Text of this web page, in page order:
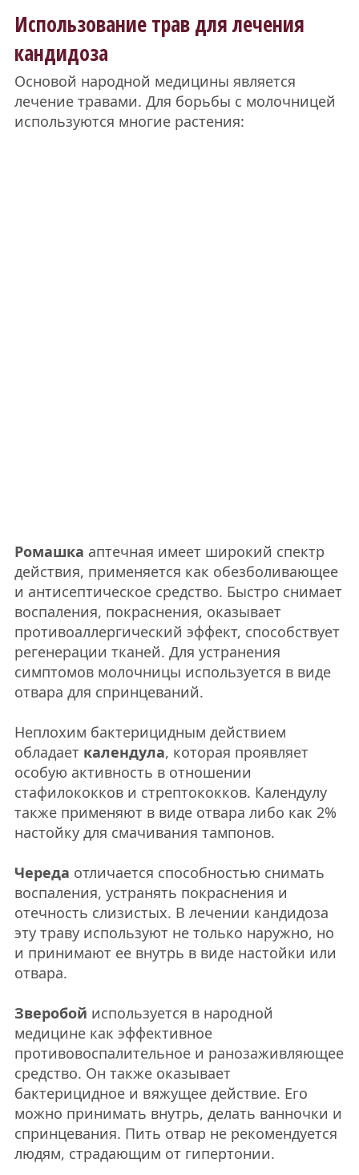
Использование трав для лечения
кандидоза
Основой народной медицины является
лечение травами. Для борьбы с молочницей
используются многие растения:
Ромашка аптечная имеет широкий спектр
действия, применяется как обезболивающее
и антисептическое средство. Быстро снимает
воспаления, покраснения, оказывает
противоаллергический эффект, способствует
регенерации тканей. Для устранения
симптомов молочницы используется в виде
отвара для спринцеваний.
Неплохим бактерицидным действием
обладает календула, которая проявляет
особую активность в отношении
стафилококков и стрептококков. Календулу
также применяют в виде отвара либо как 2%
настойку для смачивания тампонов.
Череда отличается способностью снимать
воспаления, устранять покраснения и
отечность слизистых. В лечении кандидоза
эту траву используют не только наружно, но
и принимают ее внутрь в виде настойки или
отвара.
Зверобой используется в народной
медицине как эффективное
противовоспалительное и ранозаживляющее
средство. Он также оказывает
бактерицидное и вяжущее действие. Его
можно принимать внутрь, делать ванночки и
спринцевания. Пить отвар не рекомендуется
людям, страдающим от гипертонии.